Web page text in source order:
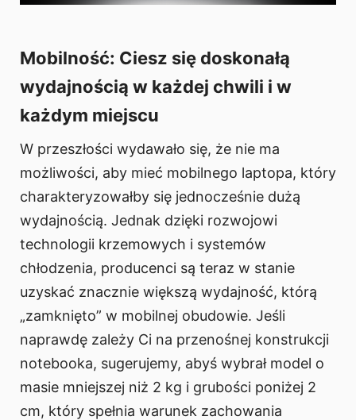
Mobilność: Ciesz się doskonałą
wydajnością w każdej chwili i w
każdym miejscu
W przeszłości wydawało się, że nie ma
możliwości, aby mieć mobilnego laptopa, który
charakteryzowałby się jednocześnie dużą
wydajnością. Jednak dzięki rozwojowi
technologii krzemowych i systemów
chłodzenia, producenci są teraz w stanie
uzyskać znacznie większą wydajność, którą
„zamknięto” w mobilnej obudowie. Jeśli
naprawdę zależy Ci na przenośnej konstrukcji
notebooka, sugerujemy, abyś wybrał model o
masie mniejszej niż 2 kg i grubości poniżej 2
cm, który spełnia warunek zachowania